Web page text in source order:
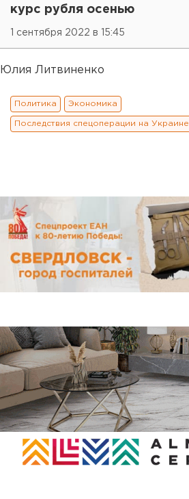
курс рубля осенью
1 сентября 2022 в 15:45
Юлия Литвиненко
Политика Экономика
Последствия спецоперации на Украине